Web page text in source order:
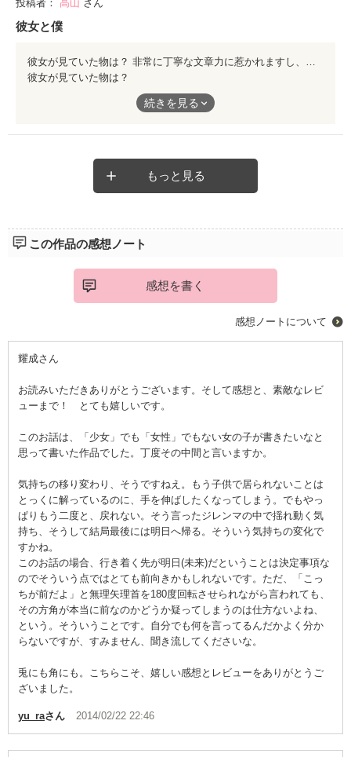
君が見つめるその先に、
いったい何が写っているのだろうか？
子供から大人に変わっていく主人公達。
この世界に何を感じ、何を思うのか。
明日にも、きっと、新たな感動を…
ぜひ、ご一読を。
投稿者： 高山 さん
彼女と僕
彼女が見ていた物は？
読む人によって変わるでしょうがとても良い作品です。
続きを見る
もっと見る
この作品の感想ノート
感想を書く
感想ノートについて
耀成さん
お読みいただきありがとうございます。そして感想と、素敵なレビ
ューまで！ とても嬉しいです。
このお話は、「少女」でも「女性」でもない女の子が書きたいなと
思って書いた作品でした。丁度その中間と言いますか。
気持ちの移り変わり、そうですねえ。もう子供で居られないことは
とっくに解っているのに、手を伸ばしたくなってしまう。でもやっ
ぱりもう二度と、戻れない。そう言ったジレンマの中で揺れ動く気
持ち、そうして結局最後には明日へ帰る。そういう気持ちの変化で
すかね。
このお話の場合、行き着く先が明日(未来)だということは決定事項な
のでそういう点ではとても前向きかもしれないです。ただ、「こっ
ちが前だよ」と無理矢理首を180度回転させられながら言われても、
その方角が本当に前なのかどうか疑ってしまうのは仕方ないよね、
という。そういうことです。自分でも何を言ってるんだかよく分か
らないですが、すみません、聞き流してくださいな。
兎にも角にも。こちらこそ、嬉しい感想とレビューをありがとうご
ざいました。
yu_raさん 2014/02/22 22:46